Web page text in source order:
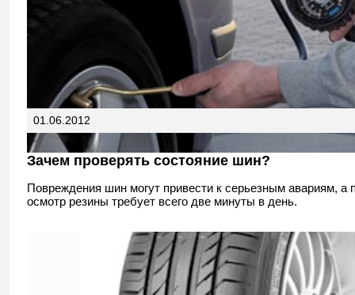
01.06.2012
Зачем проверять состояние шин?
Повреждения шин могут привести к серьезным авариям, а
осмотр резины требует всего две минуты в день.